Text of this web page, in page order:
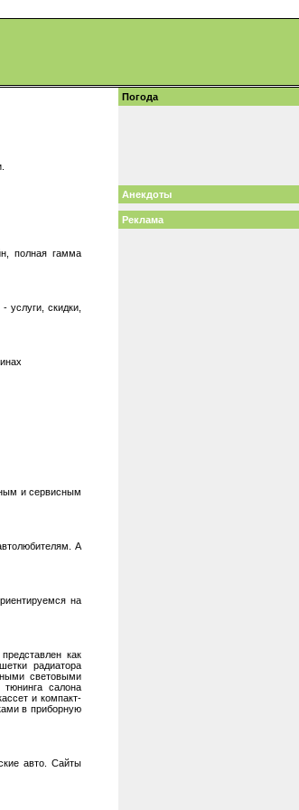
полная гамма
услуги, скидки,
и сервисным
А
на
как
радиатора
световыми
салона
и компакт-
в приборную
авто. Сайты
Погода
Анекдоты
Реклама